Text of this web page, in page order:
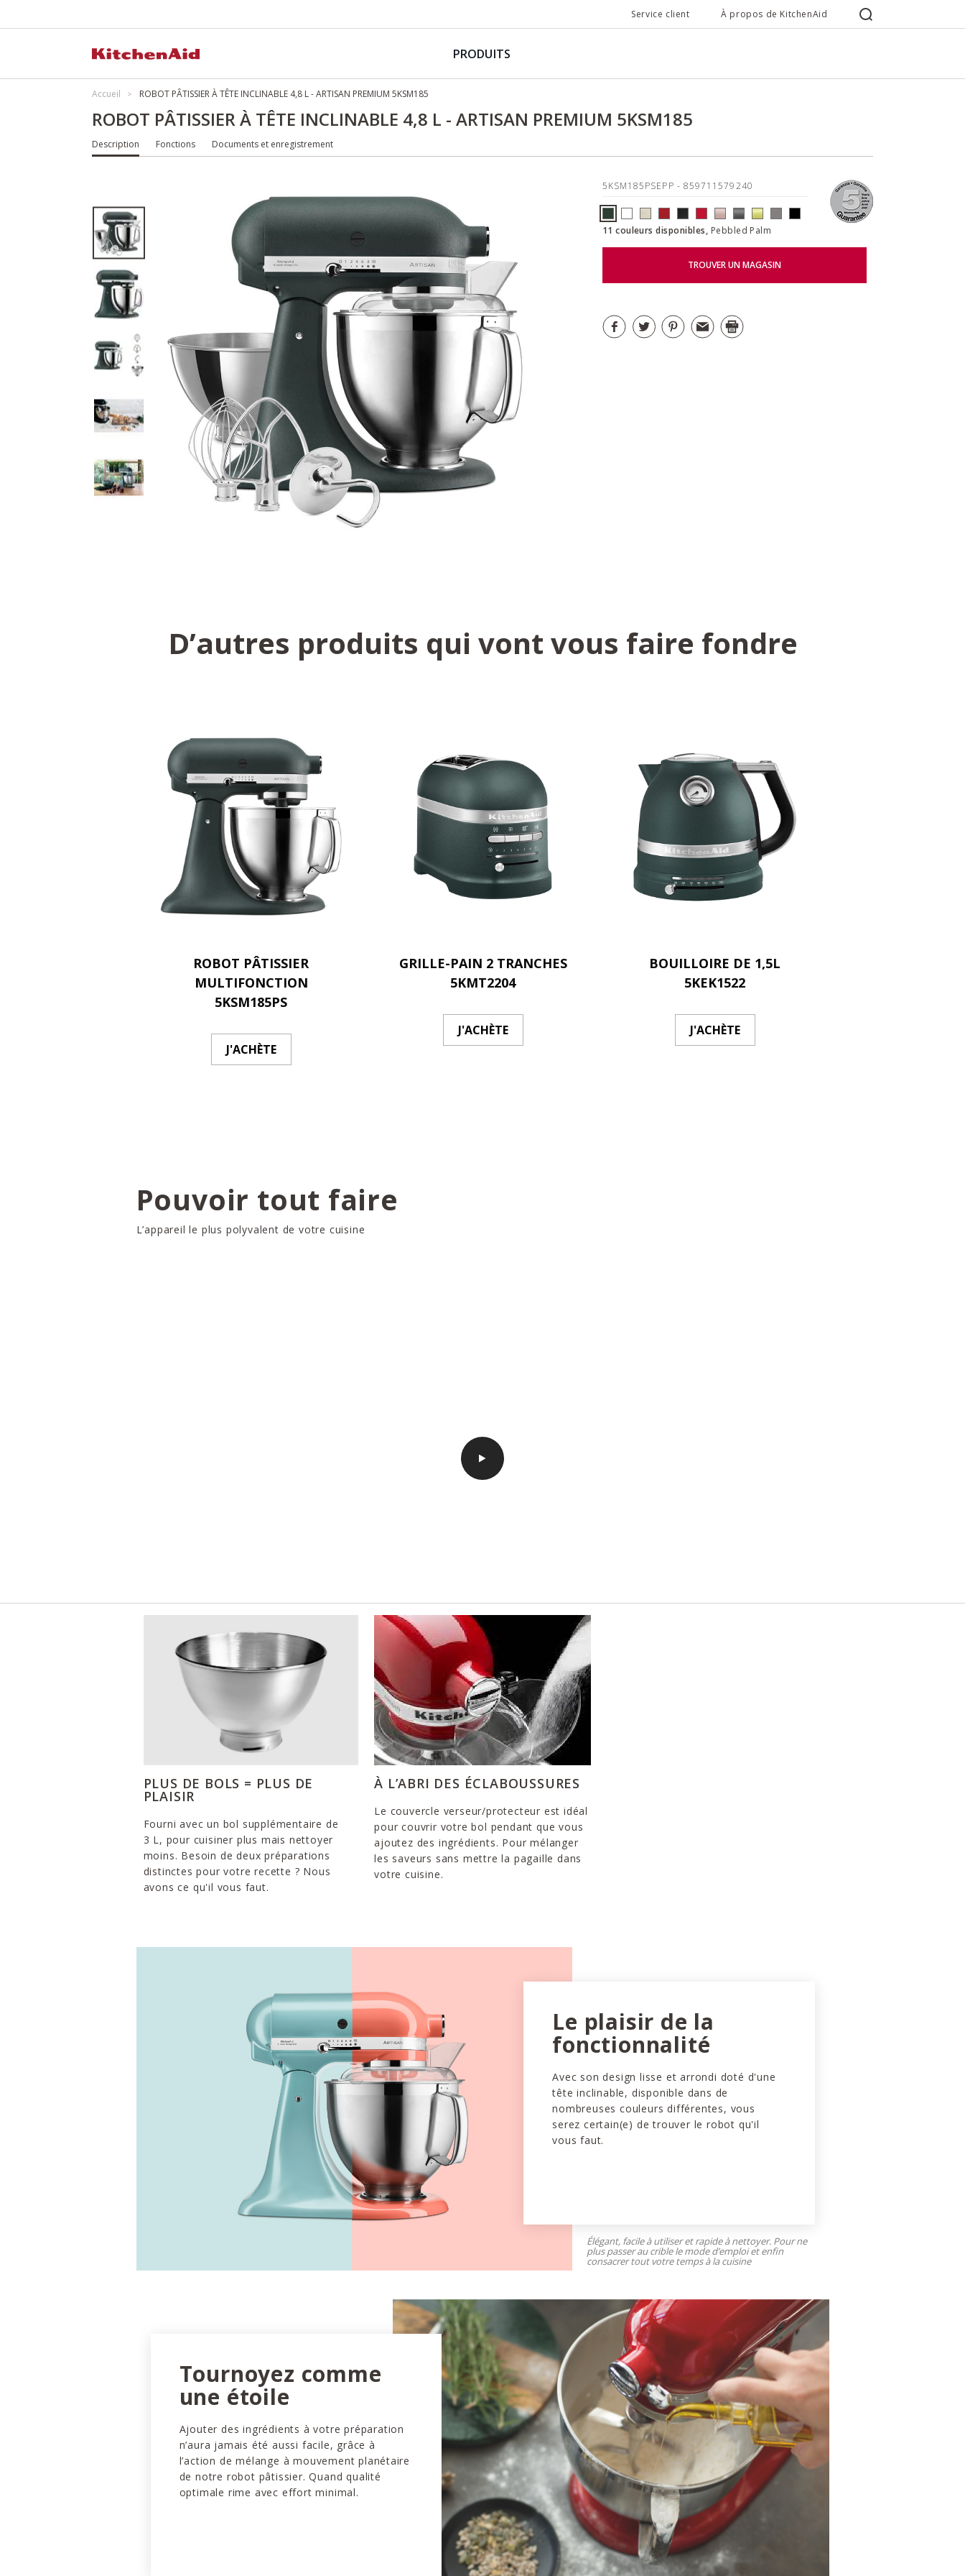
Service client À propos de KitchenAid
PRODUITS
Accueil ROBOT PÂTISSIER À TÊTE INCLINABLE 4,8 L - ARTISAN PREMIUM 5KSM185
ROBOT PÂTISSIER À TÊTE INCLINABLE 4,8 L - ARTISAN PREMIUM 5KSM185
Description Fonctions Documents et enregistrement
5KSM185PSEPP - 859711579240
11 couleurs disponibles, Pebbled Palm
TROUVER UN MAGASIN
D’autres produits qui vont vous faire fondre
ROBOT PÂTISSIER
MULTIFONCTION
5KSM185PS
J'ACHÈTE
GRILLE-PAIN 2 TRANCHES
5KMT2204
J'ACHÈTE
BOUILLOIRE DE 1,5L
5KEK1522
J'ACHÈTE
Pouvoir tout faire
L’appareil le plus polyvalent de votre cuisine
PLUS DE BOLS = PLUS DE
PLAISIR
Fourni avec un bol supplémentaire de
3 L, pour cuisiner plus mais nettoyer
moins. Besoin de deux préparations
distinctes pour votre recette ? Nous
avons ce qu'il vous faut.
À L’ABRI DES ÉCLABOUSSURES
Le couvercle verseur/protecteur est idéal
pour couvrir votre bol pendant que vous
ajoutez des ingrédients. Pour mélanger
les saveurs sans mettre la pagaille dans
votre cuisine.
Le plaisir de la
fonctionnalité
Avec son design lisse et arrondi doté d'une
tête inclinable, disponible dans de
nombreuses couleurs différentes, vous
serez certain(e) de trouver le robot qu'il
vous faut.
Élégant, facile à utiliser et rapide à nettoyer. Pour ne
plus passer au crible le mode d’emploi et enfin
consacrer tout votre temps à la cuisine
Tournoyez comme
une étoile
Ajouter des ingrédients à votre préparation
n’aura jamais été aussi facile, grâce à
l’action de mélange à mouvement planétaire
de notre robot pâtissier. Quand qualité
optimale rime avec effort minimal.